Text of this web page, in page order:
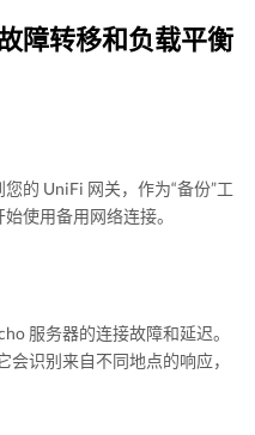
障转移和负载平衡
的 UniFi 网关，作为“备份”工
使用备用网络连接。
服务器的连接故障和延迟。
识别来自不同地点的响应，